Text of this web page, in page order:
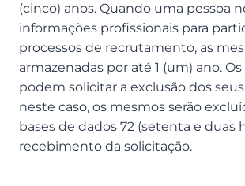
(cinco) anos. Quando uma pessoa
informações profissionais para
processos de recrutamento, as
armazenadas por até 1 (um) ano.
podem solicitar a exclusão dos
neste caso, os mesmos serão
bases de dados 72 (setenta e duas
recebimento da solicitação.